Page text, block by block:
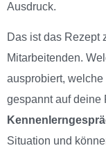
Ausdruck.
Das ist das Rezept
Mitarbeitenden.
ausprobiert,
gespannt auf deine
Situation und